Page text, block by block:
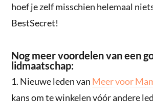
hoef je zelf misschien helemaal
BestSecret!
Nog meer voordelen van een
lidmaatschap:
1. Nieuwe leden van Meer voor
kans om te winkelen vóór andere